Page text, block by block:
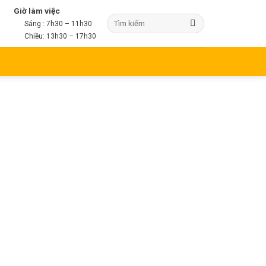
Giờ làm việc
Sáng : 7h30 – 11h30
Chiều: 13h30 – 17h30